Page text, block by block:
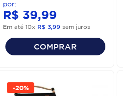
R$ 39,99
Em até 10x R$ 3,99 sem juros
COMPRAR
-20%